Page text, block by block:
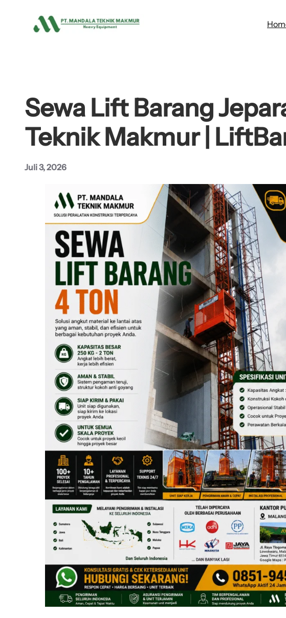
Sewa Lift Barang
Teknik Makmur |
Juli 3, 2026